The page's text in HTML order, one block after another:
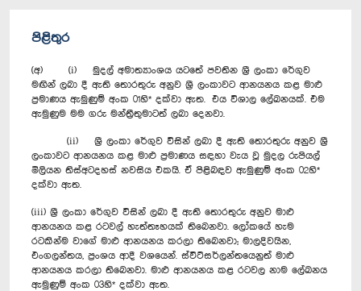
පිළිතුර
(අ) (i) මුදල් අමාත්‍යාංශය යටතේ පවතින ශ්‍රී ලංකා රේගුව
මඟින් ලබා දී ඇති තොරතුරු අනුව ශ්‍රී ලංකාවට ආනයනය කළ මාළු
ප්‍රමාණය ඇමුණුම් අංක 01හි* දක්වා ඇත. එය විශාල ලේඛනයක්. එම
ඇමුණුම මම ගරු මන්ත්‍රීතුමාටත් ලබා දෙනවා.
(ii) ශ්‍රී ලංකා රේගුව විසින් ලබා දී ඇති තොරතුරු අනුව ශ්‍රී
ලංකාවට ආනයනය කළ මාළු ප්‍රමාණය සඳහා වැය වූ මුදල රුපියල්
මිලියන තිස්අටදහස් නවසිය එකයි. ඒ පිළිබඳව ඇමුණුම් අංක 02හි*
දක්වා ඇත.
(iii) ශ්‍රී ලංකා රේගුව විසින් ලබා දී ඇති තොරතුරු අනුව මාළු
ආනයනය කළ රටවල් හැත්තෑහයක් තිබෙනවා. ලෝකයේ හැම
රටකින්ම වාගේ මාළු ආනයනය කරලා තිබෙනවා; මාලදිවයින,
එංගලන්තය, ප්‍රංශය ආදී වශයෙන්. ස්විට්සර්ලන්තයෙනුත් මාළු
ආනයනය කරලා තිබෙනවා. මාළු ආනයනය කළ රටවල නාම ලේඛනය
ඇමුණුම් අංක 03හි* දක්වා ඇත.